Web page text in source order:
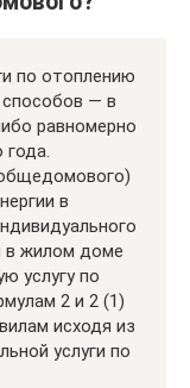
по отоплению
— в
равномерно
года.
в
в жилом доме
услугу по
2 и 2 (1)
исходя из
услуги по